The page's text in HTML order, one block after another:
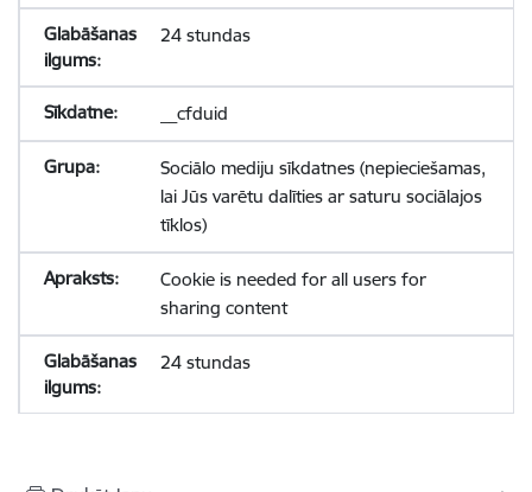
24 stundas
__cfduid
Sociālo mediju sīkdatnes (nepieciešamas,
lai Jūs varētu dalīties ar saturu sociālajos
tīklos)
Cookie is needed for all users for
sharing content
24 stundas